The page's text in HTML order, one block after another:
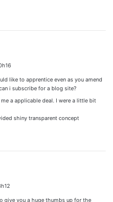
like to apprentice even as you amend
i subscribe for a blog site?
a applicable deal. I were a little bit
shiny transparent concept
give you a huge thumbs up for the